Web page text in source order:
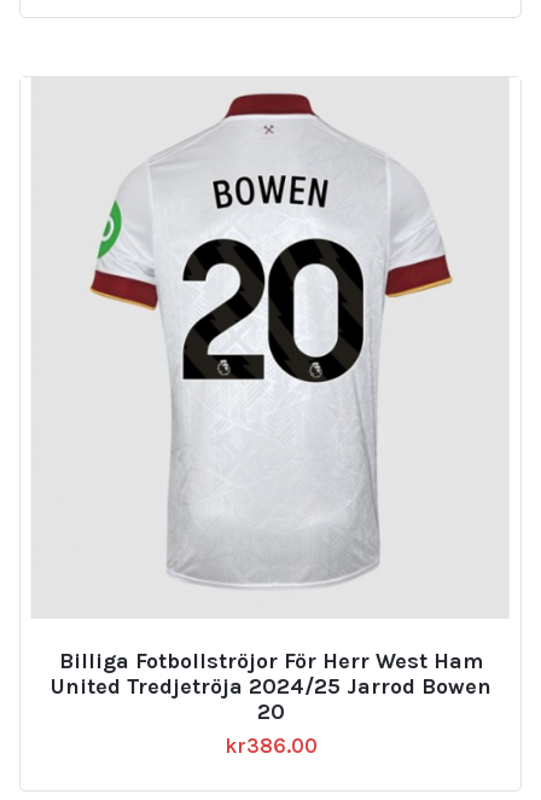
Billiga Fotbollströjor För Herr West Ham
United Tredjetröja 2024/25 Jarrod Bowen
20
kr386.00